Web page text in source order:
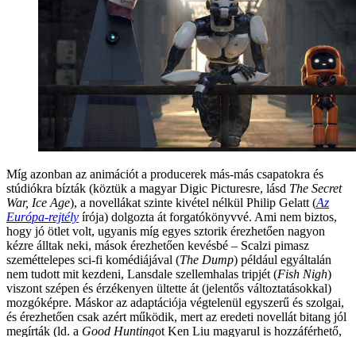
Míg azonban az animációt a producerek más-más csapatokra és
stúdiókra bízták (köztük a magyar Digic Picturesre, lásd The Secret
War, Ice Age), a novellákat szinte kivétel nélkül Philip Gelatt (Az
Európa-rejtély írója) dolgozta át forgatókönyvvé. Ami nem biztos,
hogy jó ötlet volt, ugyanis míg egyes sztorik érezhetően nagyon
kézre álltak neki, mások érezhetően kevésbé – Scalzi pimasz
szeméttelepes sci-fi komédiájával (The Dump) például egyáltalán
nem tudott mit kezdeni, Lansdale szellemhalas tripjét (Fish Nigh)
viszont szépen és érzékenyen ültette át (jelentős változtatásokkal)
mozgóképre. Máskor az adaptációja végtelenül egyszerű és szolgai,
és érezhetően csak azért működik, mert az eredeti novellát bitang jól
megírták (ld. a Good Huntingot Ken Liu magyarul is hozzáférhető,